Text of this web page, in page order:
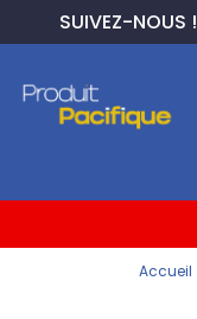
SUIVEZ-NOUS !
Accueil